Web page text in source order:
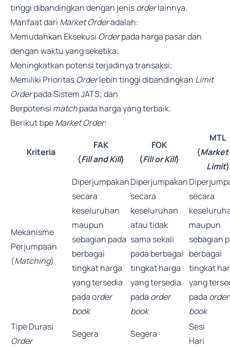
tinggi dibandingkan dengan jenisorderlainnya.
Manfaat dari Market Orderadalah:
Memudahkan Eksekusi Orderpada harga pasar dan
dengan waktu yang seketika;
Meningkatkan potensi terjadinya transaksi;
Memiliki PrioritasOrderlebih tinggi dibandingkan Limit
Orderpada Sistem JATS; dan
Berpotensi matchpada harga yang terbaik.
Berikut tipeMarket Order:
Kriteria
FAK
(Fill and Kill)
FOK
(Fill or Kill)
MTL
(
Limit)
Mekanisme
Perjumpaan
(Matching)
Diperjumpakan
secara
keseluruhan
maupun
sebagian pada
berbagai
tingkat harga
yang tersedia
pada order
book
Diperjumpakan
secara
keseluruhan
atau tidak
sama sekali
pada berbagai
tingkat harga
yang tersedia
pada order
book
secara
maupun
sebagian
berbagai
tingkat
yang
pada order
book
Tipe Durasi
Order
Segera Segera
Sesi
Hari